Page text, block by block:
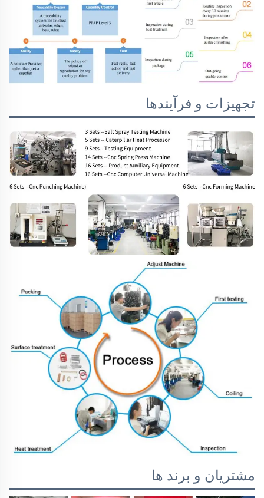
تجهیزات و فرآیندها
مشتریان و برند ها